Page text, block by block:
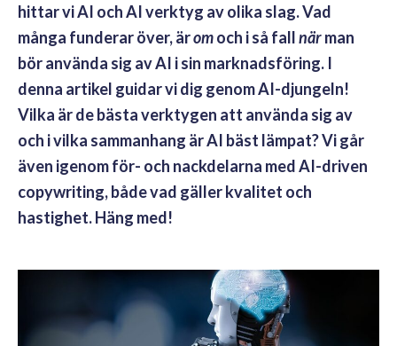
hittar vi AI och AI verktyg av olika slag. Vad
många funderar över, äromoch i så fallnärman
bör använda sig av AI i sin marknadsföring. I
denna artikel guidar vi dig genom AI-djungeln!
Vilka är de bästa verktygen att använda sig av
och i vilka sammanhang är AI bäst lämpat? Vi går
även igenom för- och nackdelarna med AI-driven
copywriting, både vad gäller kvalitet och
hastighet. Häng med!